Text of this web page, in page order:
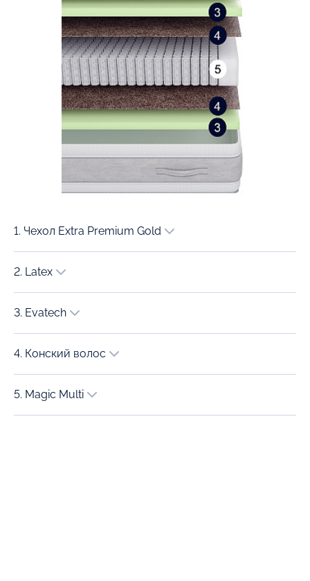
1. Чехол Extra Premium Gold
2. Latex
3. Evatech
4. Конский волос
5. Magic Multi